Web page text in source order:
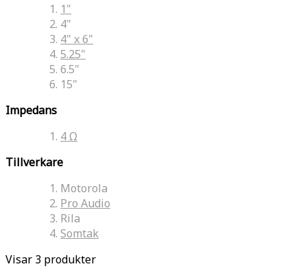
1"
4"
4" x 6"
5.25"
6.5"
15"
Impedans
4 Ω
Tillverkare
Motorola
Pro Audio
Rila
Somtak
Visar 3 produkter